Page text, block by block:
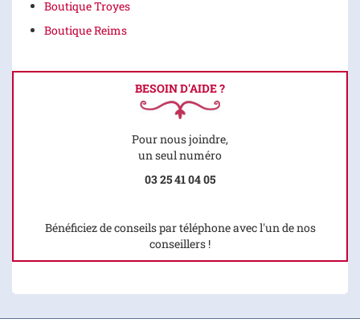
Boutique Troyes
Boutique Reims
BESOIN D'AIDE ?
Pour nous joindre,
un seul numéro
03 25 41 04 05
Bénéficiez de conseils par téléphone avec l'un de nos
conseillers !